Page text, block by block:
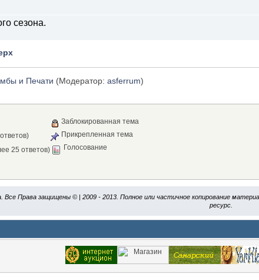
сезона.
и Печати (Модератор: asferrum)
25 ответов)
Заблокированная тема
Прикрепленная тема
Голосование
Все Права защищены © | 2009 - 2013. Полное или частичное копирование
ресурс.